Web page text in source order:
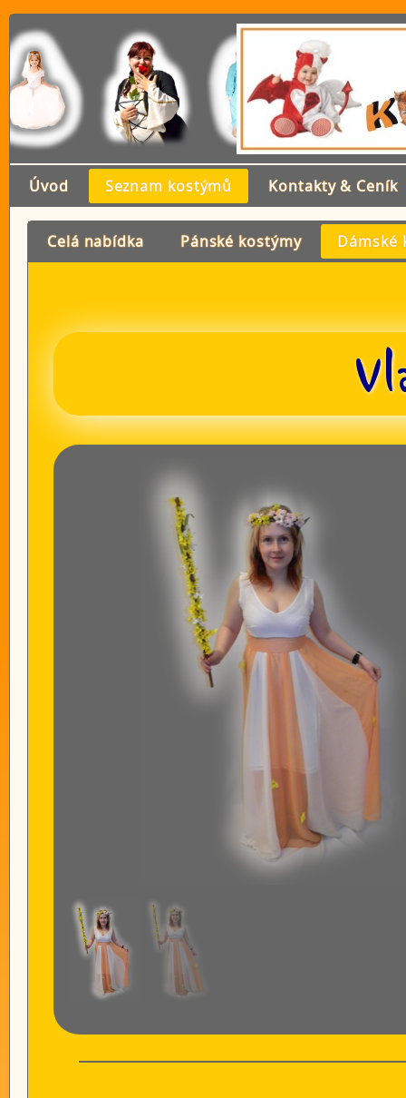
Úvod Seznam kostýmů Kontakty & Ceník
Celá nabídka Pánské kostýmy Dámské